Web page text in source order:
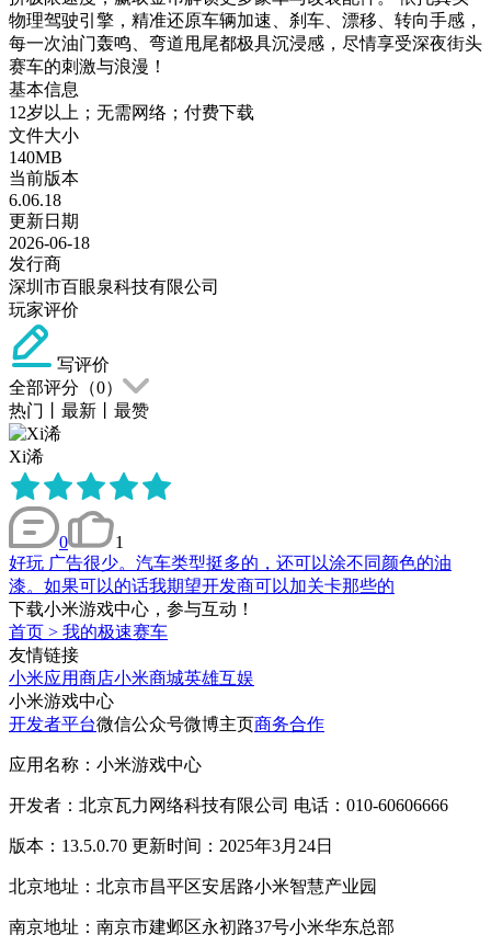
物理驾驶引擎，精准还原车辆加速、刹车、漂移、转向手感，
每一次油门轰鸣、弯道甩尾都极具沉浸感，尽情享受深夜街头
赛车的刺激与浪漫！
基本信息
12岁以上；无需网络；付费下载
文件大小
140MB
当前版本
6.06.18
更新日期
2026-06-18
发行商
深圳市百眼泉科技有限公司
玩家评价
写评价
全部评分（0）
热门
最新 最赞
Xi浠
0
1
好玩 广告很少。汽车类型挺多的，还可以涂不同颜色的油
漆。如果可以的话我期望开发商可以加关卡那些的
下载小米游戏中心，参与互动！
首页 > 我的极速赛车
友情链接
小米应用商店小米商城英雄互娱
小米游戏中心
开发者平台微信公众号微博主页商务合作
应用名称：小米游戏中心
开发者：北京瓦力网络科技有限公司 电话：010-60606666
版本：13.5.0.70 更新时间：2025年3月24日
北京地址：北京市昌平区安居路小米智慧产业园
南京地址：南京市建邺区永初路37号小米华东总部